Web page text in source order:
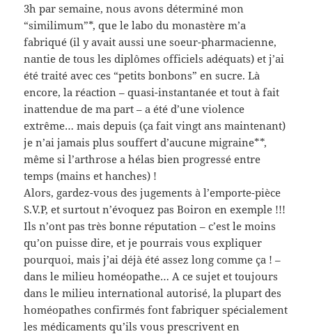
3h par semaine, nous avons déterminé mon
“similimum”*, que le labo du monastère m’a
fabriqué (il y avait aussi une soeur-pharmacienne,
nantie de tous les diplômes officiels adéquats) et j’ai
été traité avec ces “petits bonbons” en sucre. Là
encore, la réaction – quasi-instantanée et tout à fait
inattendue de ma part – a été d’une violence
extrême… mais depuis (ça fait vingt ans maintenant)
je n’ai jamais plus souffert d’aucune migraine**,
même si l’arthrose a hélas bien progressé entre
temps (mains et hanches) !
Alors, gardez-vous des jugements à l’emporte-pièce
S.V.P, et surtout n’évoquez pas Boiron en exemple !!!
Ils n’ont pas très bonne réputation – c’est le moins
qu’on puisse dire, et je pourrais vous expliquer
pourquoi, mais j’ai déjà été assez long comme ça ! –
dans le milieu homéopathe… A ce sujet et toujours
dans le milieu international autorisé, la plupart des
homéopathes confirmés font fabriquer spécialement
les médicaments qu’ils vous prescrivent en